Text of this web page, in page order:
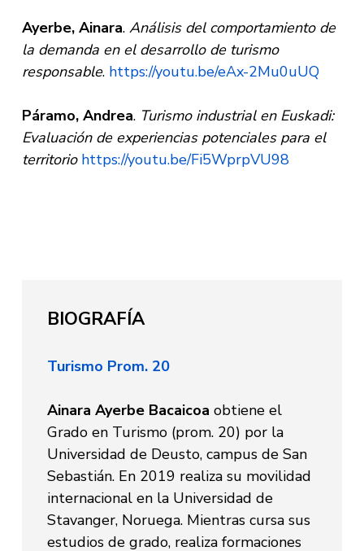
Ayerbe, Ainara. Análisis del comportamiento de
la demanda en el desarrollo de turismo
responsable. https://youtu.be/eAx-2Mu0uUQ
Páramo, Andrea. Turismo industrial en Euskadi:
Evaluación de experiencias potenciales para el
territorio https://youtu.be/Fi5WprpVU98
BIOGRAFÍA
Turismo Prom. 20
Ainara Ayerbe Bacaicoa obtiene el
Grado en Turismo (prom. 20) por la
Universidad de Deusto, campus de San
Sebastián. En 2019 realiza su movilidad
internacional en la Universidad de
Stavanger, Noruega. Mientras cursa sus
estudios de grado, realiza formaciones